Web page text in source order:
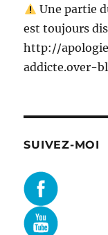
Une partie
est toujours
http://
addicte.over-
SUIVEZ-MOI